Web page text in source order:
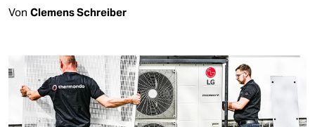
Von Clemens Schreiber